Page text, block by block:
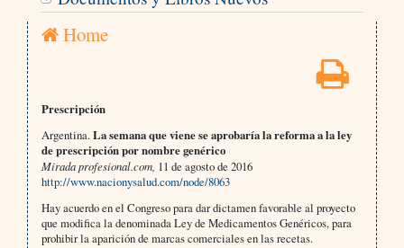
Home
Prescripción
Argentina.La semana que viene se aprobaría la reforma a la ley
de prescripción por nombre genérico
Mirada profesional.com, 11 de agosto de 2016
http://www.nacionysalud.com/node/8063
Hay acuerdo en el Congreso para dar dictamen favorable al proyecto
que modifica la denominada Ley de Medicamentos Genéricos, para
prohibir la aparición de marcas comerciales en las recetas.